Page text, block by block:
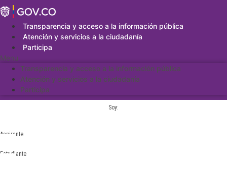
Saltar
al
contenidoTransparencia y acceso a la información pública
Atención y servicios a la ciudadanía
Participa
Menu
Transparencia y acceso a la información pública
Atención y servicios a la ciudadanía
Participa
Soy:
Aspirante
Estudiante